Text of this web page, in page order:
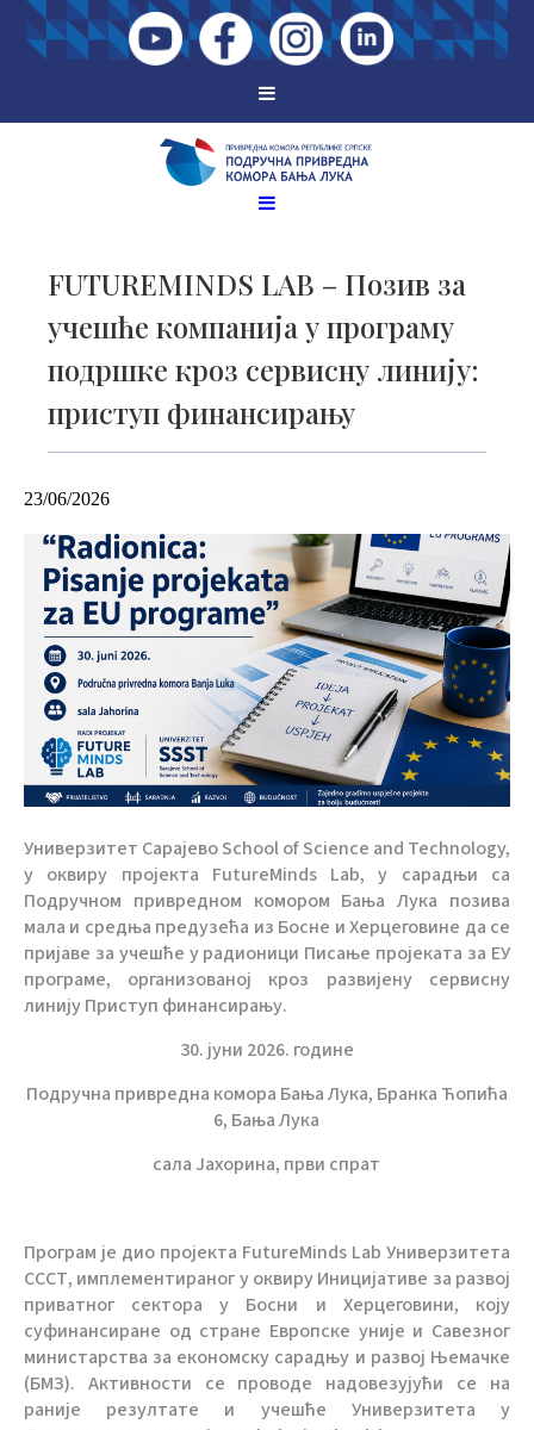
FUTUREMINDS LAB – Позив за
учешће компанија у програму
подршке кроз сервисну линију:
приступ финансирању
23/06/2026
Универзитет Сарајево School of Science and Technology,
у оквиру пројекта FutureMinds Lab, у сарадњи са
Подручном привредном комором Бања Лука позива
мала и средња предузећа из Босне и Херцеговине да се
пријаве за учешће у радионици Писање пројеката за ЕУ
програме, организованој кроз развијену сервисну
линију Приступ финансирању.
30. jуни 2026. године
Подручна привредна комора Бања Лука, Бранка Ћопића
6, Бања Лука
сала Јахорина, први спрат
Програм је дио пројекта FutureMinds Lab Универзитета
СССТ, имплементираног у оквиру Иницијативе за развој
приватног сектора у Босни и Херцеговини, коју
суфинансиране од стране Европске уније и Савезног
министарства за економску сарадњу и развој Њемачке
(БМЗ). Активности се проводе надовезујући се на
раније резултате и учешће Универзитета у